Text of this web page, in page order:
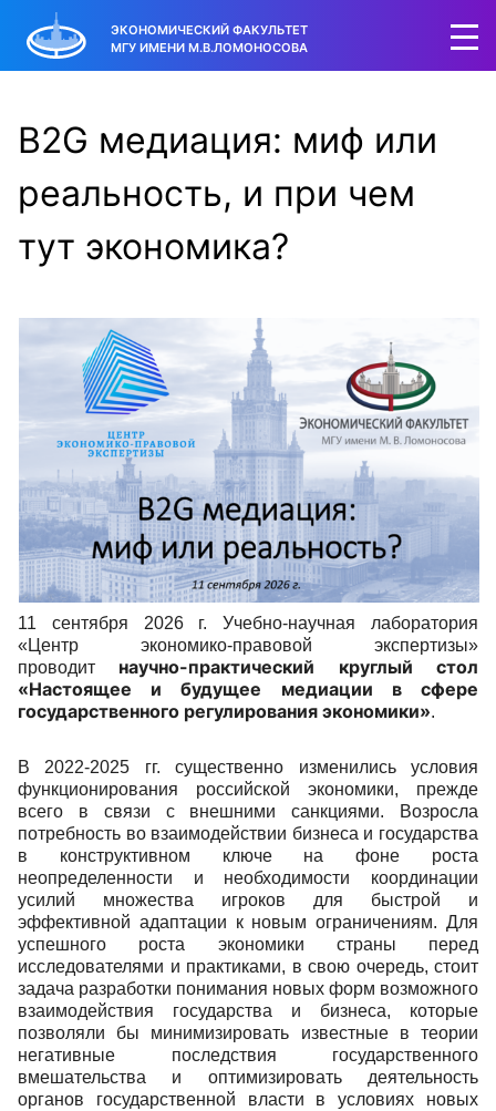
ЭКОНОМИЧЕСКИЙ ФАКУЛЬТЕТ
МГУ ИМЕНИ М.В.ЛОМОНОСОВА
B2G медиация: миф или
реальность, и при чем
тут экономика?
11 сентября 2026 г. Учебно-научная лаборатория
«Центр экономико-правовой экспертизы»
проводит научно-практический круглый стол
«Настоящее и будущее медиации в сфере
государственного регулирования экономики».
В 2022-2025 гг. существенно изменились условия
функционирования российской экономики, прежде
всего в связи с внешними санкциями. Возросла
потребность во взаимодействии бизнеса и государства
в конструктивном ключе на фоне роста
неопределенности и необходимости координации
усилий множества игроков для быстрой и
эффективной адаптации к новым ограничениям. Для
успешного роста экономики страны перед
исследователями и практиками, в свою очередь, стоит
задача разработки понимания новых форм возможного
взаимодействия государства и бизнеса, которые
позволяли бы минимизировать известные в теории
негативные последствия государственного
вмешательства и оптимизировать деятельность
органов государственной власти в условиях новых